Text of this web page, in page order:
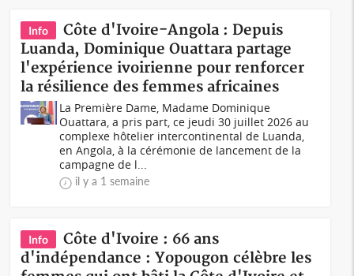
Info
Côte d'Ivoire-Angola : Depuis
Luanda, Dominique Ouattara partage
l'expérience ivoirienne pour renforcer
la résilience des femmes africaines
La Première Dame, Madame Dominique
Ouattara, a pris part, ce jeudi 30 juillet 2026 au
complexe hôtelier intercontinental de Luanda,
en Angola, à la cérémonie de lancement de la
campagne de l...
il y a 1 semaine
Info
Côte d'Ivoire : 66 ans
d'indépendance : Yopougon célèbre les